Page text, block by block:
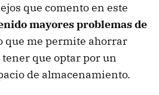
que comento en este
mayores problemas de
que me permite ahorrar
que optar por un
de almacenamiento.